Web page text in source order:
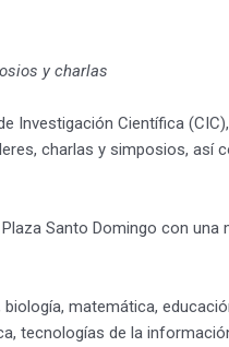
y charlas
Investigación Científica
charlas y simposios, así
Santo Domingo con una
matemática,
tecnologías de la